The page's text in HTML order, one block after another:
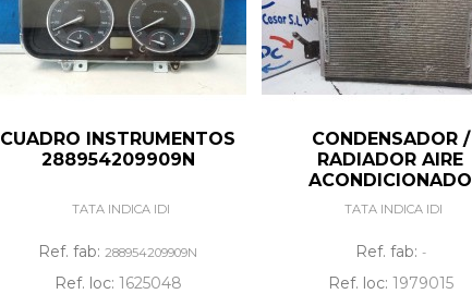
CUADRO INSTRUMENTOS
288954209909N
TATA INDICA IDI
Ref. fab: 288954209909N
Ref. loc: 1625048
CONDENSADOR /
RADIADOR AIRE
ACONDICIONADO
TATA INDICA IDI
Ref. fab: -
Ref. loc: 1979015